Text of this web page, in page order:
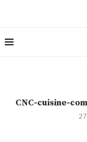
CNC-cuisine-